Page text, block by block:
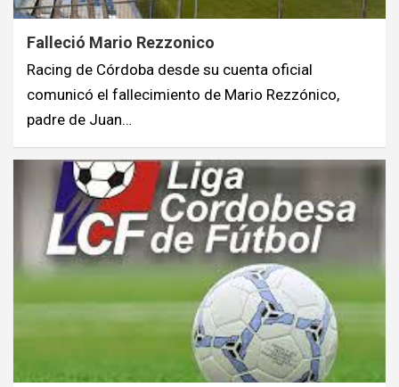
Falleció Mario Rezzonico
Racing de Córdoba desde su cuenta oficial
comunicó el fallecimiento de Mario Rezzónico,
padre de Juan…